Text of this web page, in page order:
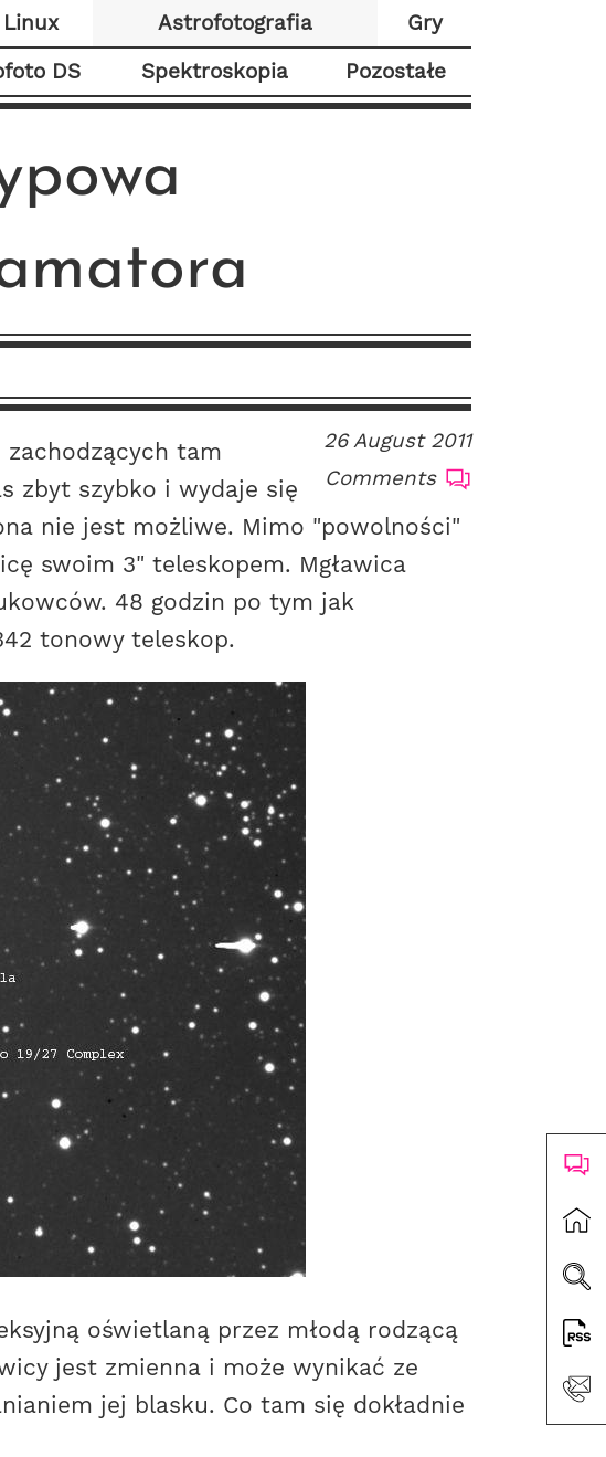
Linux Astrofotografia
Gry
DS Spektroskopia Pozostałe
26 August 2011
Comments
tam
zbyt szybko i wydaje się
nie jest możliwe. Mimo "powolności"
swoim 3" teleskopem. Mgławica
48 godzin po tym jak
tonowy teleskop.
oświetlaną przez młodą rodzącą
jest zmienna i może wynikać ze
jej blasku. Co tam się dokładnie